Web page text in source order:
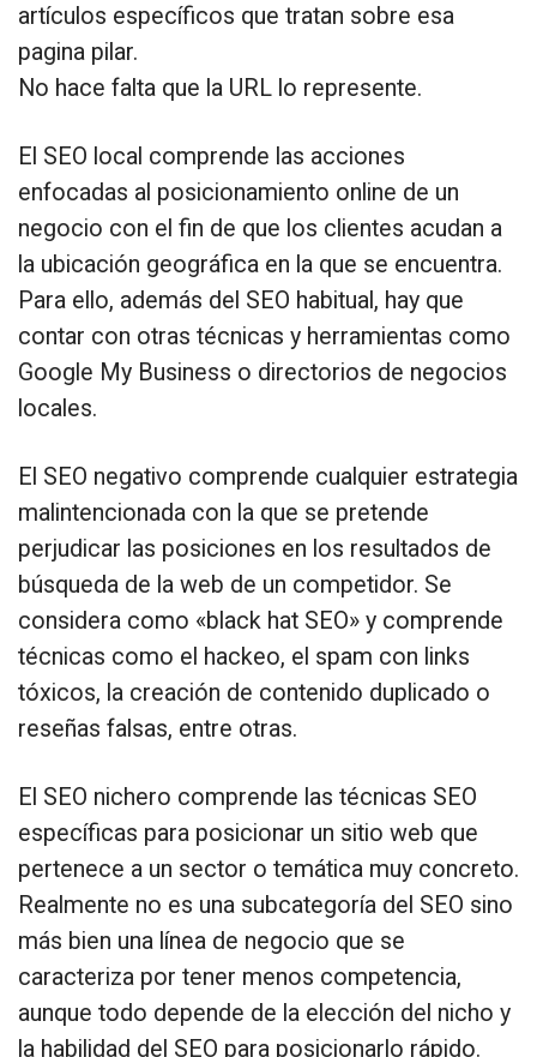
artículos específicos que tratan sobre esa
pagina pilar.
No hace falta que la URL lo represente.
El SEO local comprende las acciones
enfocadas al posicionamiento online de un
negocio con el fin de que los clientes acudan a
la ubicación geográfica en la que se encuentra.
Para ello, además del SEO habitual, hay que
contar con otras técnicas y herramientas como
Google My Business o directorios de negocios
locales.
El SEO negativo comprende cualquier estrategia
malintencionada con la que se pretende
perjudicar las posiciones en los resultados de
búsqueda de la web de un competidor. Se
considera como «black hat SEO» y comprende
técnicas como el hackeo, el spam con links
tóxicos, la creación de contenido duplicado o
reseñas falsas, entre otras.
El SEO nichero comprende las técnicas SEO
específicas para posicionar un sitio web que
pertenece a un sector o temática muy concreto.
Realmente no es una subcategoría del SEO sino
más bien una línea de negocio que se
caracteriza por tener menos competencia,
aunque todo depende de la elección del nicho y
la habilidad del SEO para posicionarlo rápido.